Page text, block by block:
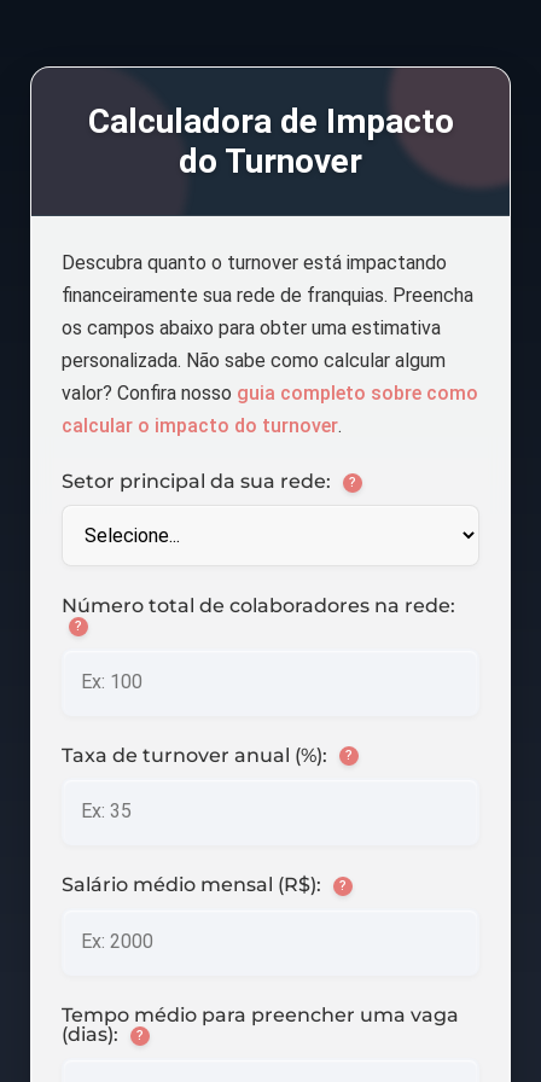
Calculadora de Impacto
do Turnover
Descubra quanto o turnover está impactando
financeiramente sua rede de franquias. Preencha
os campos abaixo para obter uma estimativa
personalizada. Não sabe como calcular algum
valor? Confira nosso guia completo sobre como
calcular o impacto do turnover.
Setor principal da sua rede: ?
Número total de colaboradores na rede:
?
Taxa de turnover anual (%): ?
Salário médio mensal (R$): ?
Tempo médio para preencher uma vaga
(dias):
?